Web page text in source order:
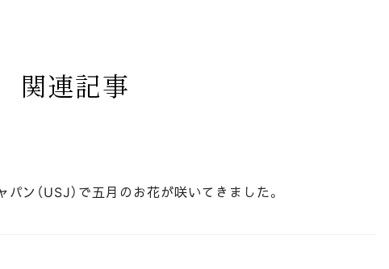
関連記事
ン（USJ）で五月のお花が咲いてきました。